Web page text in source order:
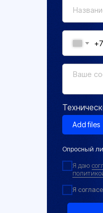
+7
Add files
Опросный
Я даю
Я